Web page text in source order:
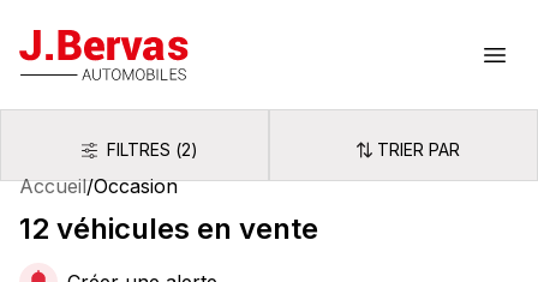
J.Bervas
FiltresFILTRES (2) Trier par
TRIER PAR
Accueil/Occasion
12 véhicules en vente